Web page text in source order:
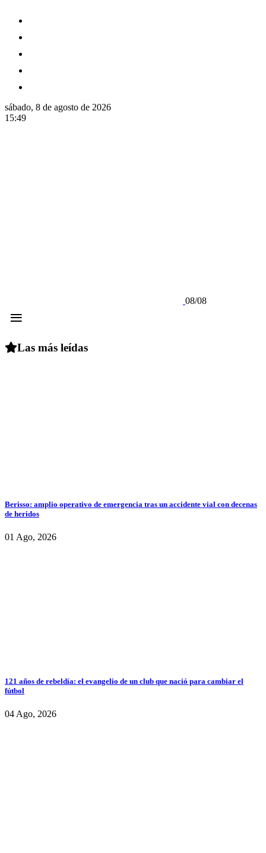
sábado, 8 de agosto de 2026
15:49
08/08
≡
Las más leídas
Berisso: amplio operativo de emergencia tras un accidente vial con decenas
de heridos
01 Ago, 2026
121 años de rebeldía: el evangelio de un club que nació para cambiar el
fútbol
04 Ago, 2026